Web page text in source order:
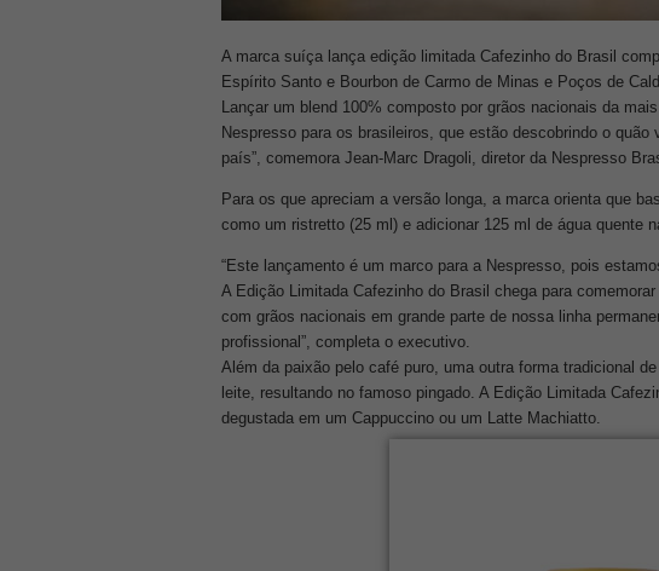
A marca suíça lança edição limitada Cafezinho do Brasil
Espírito Santo e Bourbon de Carmo de Minas e Poços de
Lançar um blend 100% composto por grãos nacionais da
Nespresso para os brasileiros, que estão descobrindo o
país”, comemora Jean-Marc Dragoli, diretor da Nespresso
Para os que apreciam a versão longa, a marca orienta que
como um ristretto (25 ml) e adicionar 125 ml de água quente
“Este lançamento é um marco para a Nespresso, pois
A Edição Limitada Cafezinho do Brasil chega para
com grãos nacionais em grande parte de nossa linha
profissional”, completa o executivo.
Além da paixão pelo café puro, uma outra forma tradicional
leite, resultando no famoso pingado. A Edição Limitada
degustada em um Cappuccino ou um Latte Machiatto.